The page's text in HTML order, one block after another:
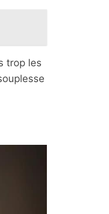
trop les